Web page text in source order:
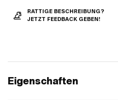
RATTIGE BESCHREIBUNG?
JETZT FEEDBACK GEBEN!
Eigenschaften